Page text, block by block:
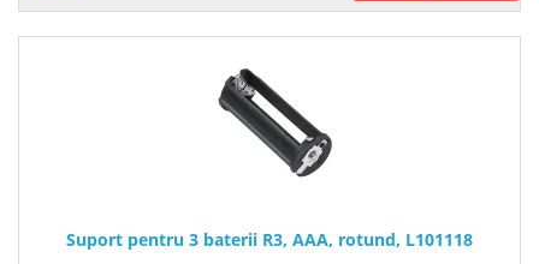
Suport pentru 3 baterii R3, AAA, rotund, L101118